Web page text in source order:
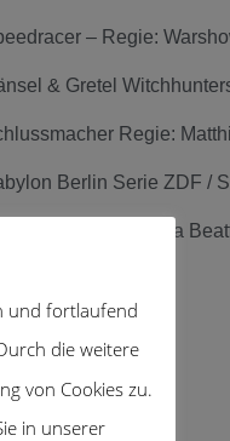
– Regie:
& Gretel
Regie:
Berlin Serie ZDF /
in Berlin – Maria
und fortlaufend
die weitere
von Cookies zu.
in unserer